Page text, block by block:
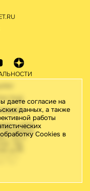
даете согласие на
данных, а также
работы
Cookies в
ПНД
/ ИНН
м.р-н
тер.
д.46
Тач